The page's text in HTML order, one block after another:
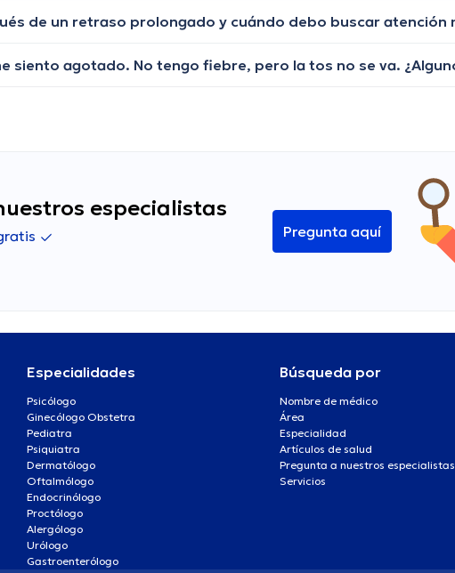
especialistas
Pregunta aquí
Especialidades
Psicólogo
Ginecólogo Obstetra
Pediatra
Psiquiatra
Dermatólogo
Oftalmólogo
Endocrinólogo
Proctólogo
Alergólogo
Urólogo
Gastroenterólogo
Búsqueda por
Nombre de médico
Área
Especialidad
Artículos de salud
Pregunta a nuestros especialistas
Servicios